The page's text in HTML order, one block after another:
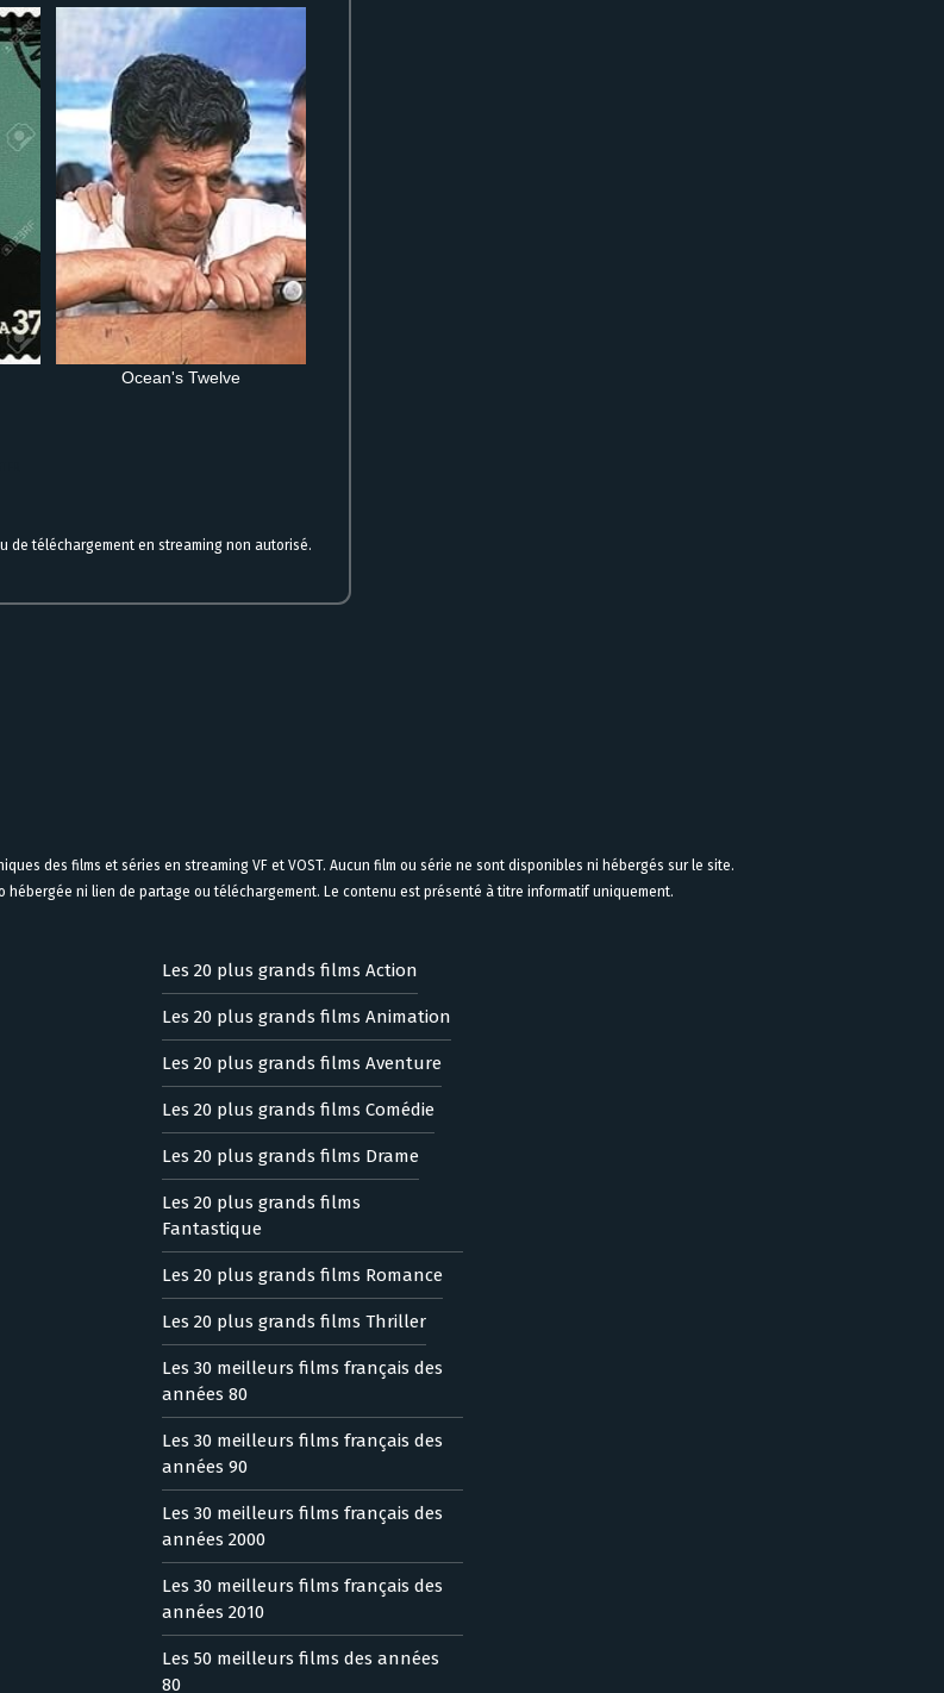
Ocean's Twelve
de téléchargement en streaming non autorisé.
des films et séries en streaming VF et VOST. Aucun film ou série ne sont disponibles ni hébergés sur le site.
ni lien de partage ou téléchargement. Le contenu est présenté à titre informatif uniquement.
Les 20 plus grands films Action
Les 20 plus grands films Animation
Les 20 plus grands films Aventure
Les 20 plus grands films Comédie
Les 20 plus grands films Drame
Les 20 plus grands films
Fantastique
Les 20 plus grands films Romance
Les 20 plus grands films Thriller
Les 30 meilleurs films français des
années 80
Les 30 meilleurs films français des
années 90
Les 30 meilleurs films français des
années 2000
Les 30 meilleurs films français des
années 2010
Les 50 meilleurs films des années
80